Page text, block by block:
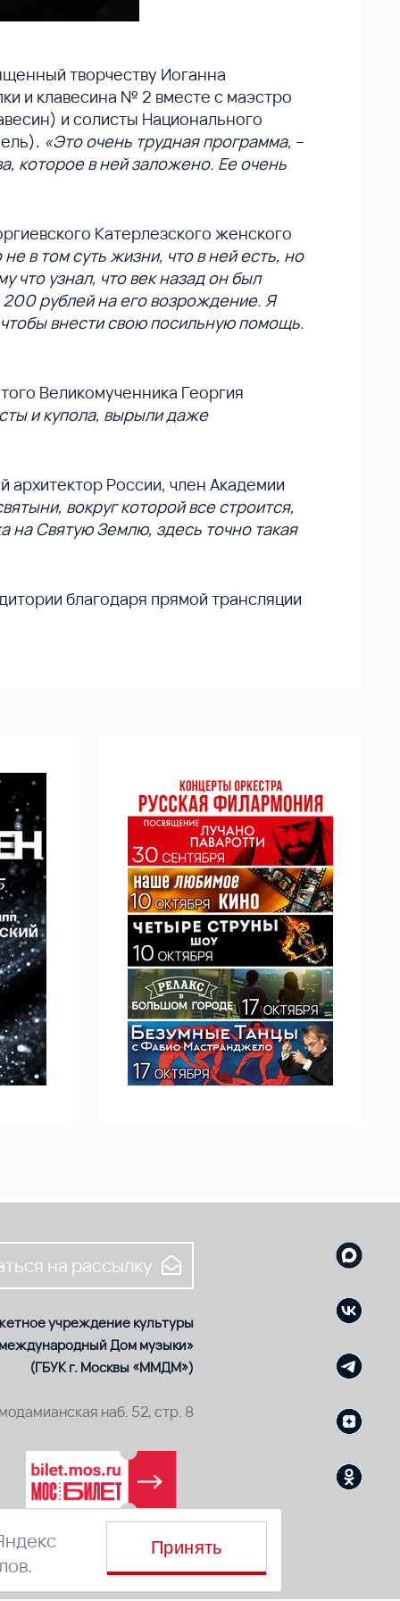
творчеству Иоганна
и клавесина № 2 вместе с маэстро
и солисты Национального
«Это очень трудная программа, –
которое в ней заложено. Ее очень
Катерлезского женского
в том суть жизни, что в ней есть, но
что узнал, что век назад он был
рублей на его возрождение. Я
внести свою посильную помощь.
Великомученника Георгия
и купола, вырыли даже
архитектор России, член Академии
вокруг которой все строится,
на Святую Землю, здесь точно такая
благодаря прямой трансляции
на рассылку
учреждение культуры
Дом музыки»
(ГБУК г. Москвы «ММДМ»)
наб. 52, стр. 8
Принять